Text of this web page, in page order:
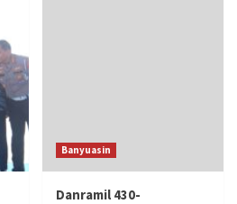
Banyuasin
Danramil 430-